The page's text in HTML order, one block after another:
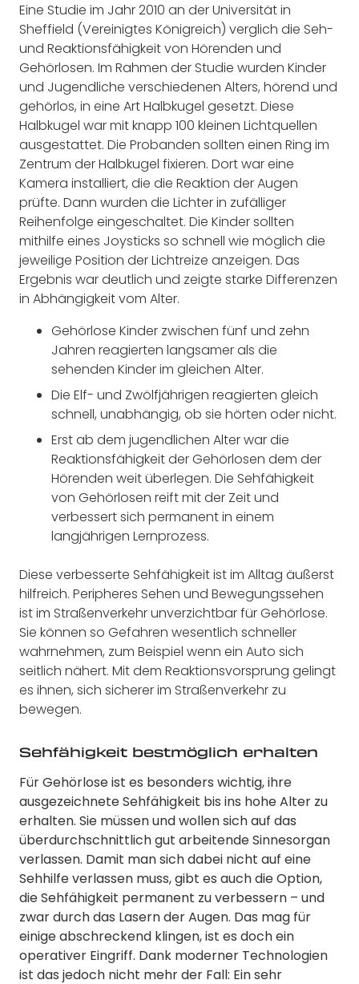
Eine Studie im Jahr 2010 an der Universität in
Sheffield (Vereinigtes Königreich) verglich die Seh-
und Reaktionsfähigkeit von Hörenden und
Gehörlosen. Im Rahmen der Studie wurden Kinder
und Jugendliche verschiedenen Alters, hörend und
gehörlos, in eine Art Halbkugel gesetzt. Diese
Halbkugel war mit knapp 100 kleinen Lichtquellen
ausgestattet. Die Probanden sollten einen Ring im
Zentrum der Halbkugel fixieren. Dort war eine
Kamera installiert, die die Reaktion der Augen
prüfte. Dann wurden die Lichter in zufälliger
Reihenfolge eingeschaltet. Die Kinder sollten
mithilfe eines Joysticks so schnell wie möglich die
jeweilige Position der Lichtreize anzeigen. Das
Ergebnis war deutlich und zeigte starke Differenzen
in Abhängigkeit vom Alter.
Gehörlose Kinder zwischen fünf und zehn
Jahren reagierten langsamer als die
sehenden Kinder im gleichen Alter.
Die Elf- und Zwölfjährigen reagierten gleich
schnell, unabhängig, ob sie hörten oder nicht.
Erst ab dem jugendlichen Alter war die
Reaktionsfähigkeit der Gehörlosen dem der
Hörenden weit überlegen. Die Sehfähigkeit
von Gehörlosen reift mit der Zeit und
verbessert sich permanent in einem
langjährigen Lernprozess.
Diese verbesserte Sehfähigkeit ist im Alltag äußerst
hilfreich. Peripheres Sehen und Bewegungssehen
ist im Straßenverkehr unverzichtbar für Gehörlose.
Sie können so Gefahren wesentlich schneller
wahrnehmen, zum Beispiel wenn ein Auto sich
seitlich nähert. Mit dem Reaktionsvorsprung gelingt
es ihnen, sich sicherer im Straßenverkehr zu
bewegen.
Sehfähigkeit bestmöglich erhalten
Für Gehörlose ist es besonders wichtig, ihre
ausgezeichnete Sehfähigkeit bis ins hohe Alter zu
erhalten. Sie müssen und wollen sich auf das
überdurchschnittlich gut arbeitende Sinnesorgan
verlassen. Damit man sich dabei nicht auf eine
Sehhilfe verlassen muss, gibt es auch die Option,
die Sehfähigkeit permanent zu verbessern – und
zwar durch das Lasern der Augen. Das mag für
einige abschreckend klingen, ist es doch ein
operativer Eingriff. Dank moderner Technologien
ist das jedoch nicht mehr der Fall: Ein sehr